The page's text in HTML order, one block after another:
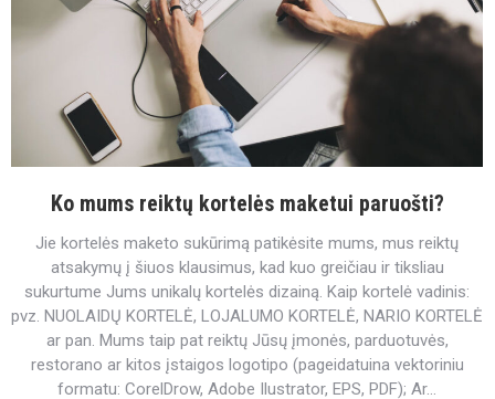
Ko mums reiktų kortelės maketui paruošti?
Jie kortelės maketo sukūrimą patikėsite mums, mus reiktų
atsakymų į šiuos klausimus, kad kuo greičiau ir tiksliau
sukurtume Jums unikalų kortelės dizainą. Kaip kortelė vadinis:
pvz. NUOLAIDŲ KORTELĖ, LOJALUMO KORTELĖ, NARIO KORTELĖ
ar pan. Mums taip pat reiktų Jūsų įmonės, parduotuvės,
restorano ar kitos įstaigos logotipo (pageidatuina vektoriniu
formatu: CorelDrow, Adobe Ilustrator, EPS, PDF); Ar…